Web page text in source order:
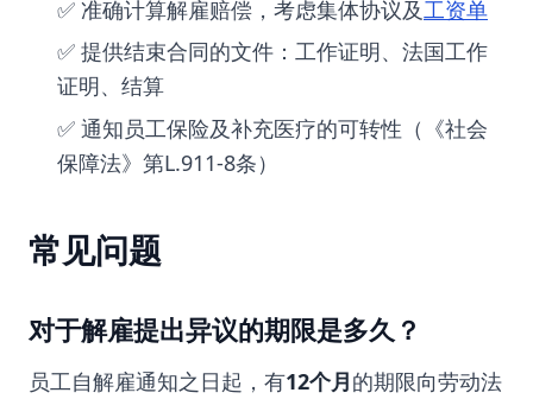
✅ 准确计算解雇赔偿，考虑集体协议及工资单
✅ 提供结束合同的文件：工作证明、法国工作
证明、结算
✅ 通知员工保险及补充医疗的可转性（《社会
保障法》第L.911-8条）
常见问题
对于解雇提出异议的期限是多久？
员工自解雇通知之日起，有12个月的期限向劳动法